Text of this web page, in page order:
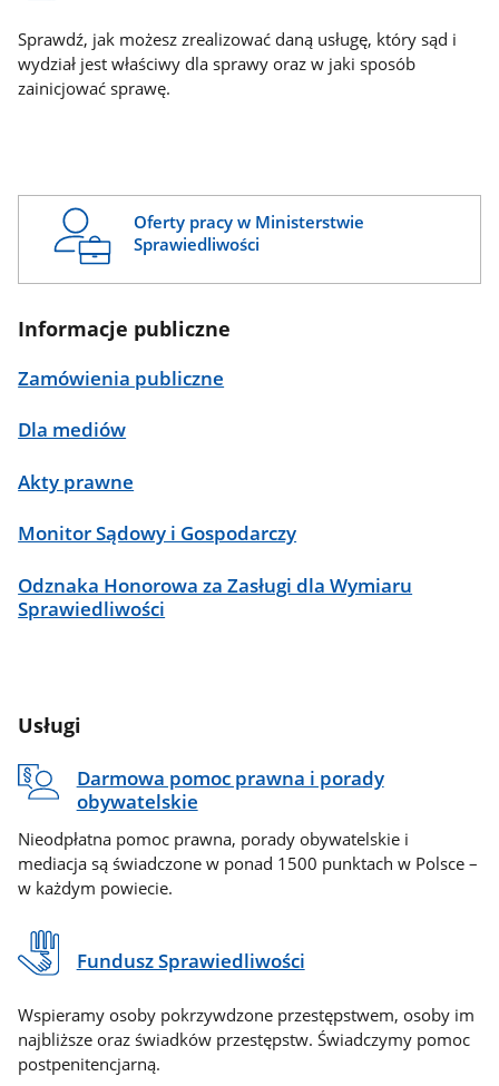
Sprawdź, jak możesz zrealizować daną usługę, który sąd i
wydział jest właściwy dla sprawy oraz w jaki sposób
zainicjować sprawę.
Oferty pracy w Ministerstwie
Sprawiedliwości
Informacje publiczne
Zamówienia publiczne
Dla mediów
Akty prawne
Monitor Sądowy i Gospodarczy
Odznaka Honorowa za Zasługi dla Wymiaru
Sprawiedliwości
Usługi
Darmowa pomoc prawna i porady
obywatelskie
Nieodpłatna pomoc prawna, porady obywatelskie i
mediacja są świadczone w ponad 1500 punktach w Polsce –
w każdym powiecie.
Fundusz Sprawiedliwości
Wspieramy osoby pokrzywdzone przestępstwem, osoby im
najbliższe oraz świadków przestępstw. Świadczymy pomoc
postpenitencjarną.